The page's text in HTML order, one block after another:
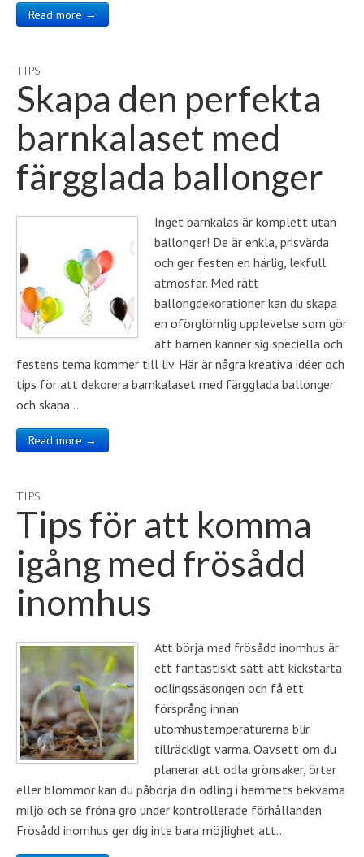
Read more →
TIPS
Skapa den perfekta
barnkalaset med
färgglada ballonger
Inget barnkalas är komplett utan
ballonger! De är enkla, prisvärda
och ger festen en härlig, lekfull
atmosfär. Med rätt
ballongdekorationer kan du skapa
en oförglömlig upplevelse som gör
att barnen känner sig speciella och
festens tema kommer till liv. Här är några kreativa idéer och
tips för att dekorera barnkalaset med färgglada ballonger
och skapa…
Read more →
TIPS
Tips för att komma
igång med frösådd
inomhus
Att börja med frösådd inomhus är
ett fantastiskt sätt att kickstarta
odlingssäsongen och få ett
försprång innan
utomhustemperaturerna blir
tillräckligt varma. Oavsett om du
planerar att odla grönsaker, örter
eller blommor kan du påbörja din odling i hemmets bekväma
miljö och se fröna gro under kontrollerade förhållanden.
Frösådd inomhus ger dig inte bara möjlighet att…